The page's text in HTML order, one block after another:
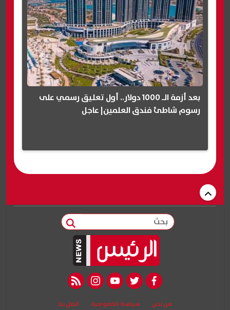
بعد أزمة الـ 1000 دولار.. أول تعليق رسمي على
رسوم شاطئ فندق العلمين| عاجل
بحث
facebook
twitter
youtube
instagram
rss feed
من نحن سياسة الخصوصية اتصل بنا